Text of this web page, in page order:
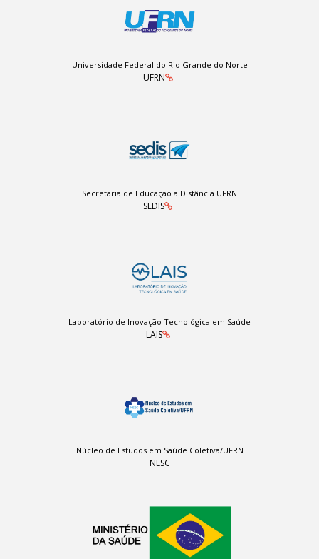
Universidade Federal do Rio Grande do Norte
UFRN
Secretaria de Educação a Distância UFRN
SEDIS
Laboratório de Inovação Tecnológica em Saúde
LAIS
Núcleo de Estudos em Saúde Coletiva/UFRN
NESC